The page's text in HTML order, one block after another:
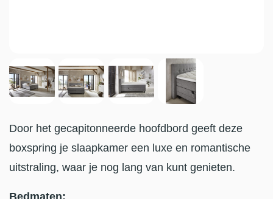
Door het gecapitonneerde hoofdbord geeft deze
boxspring je slaapkamer een luxe en romantische
uitstraling, waar je nog lang van kunt genieten.